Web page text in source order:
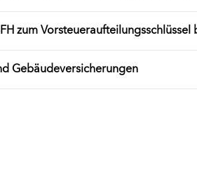
zum Vorsteueraufteilungsschlüssel
Gebäudeversicherungen